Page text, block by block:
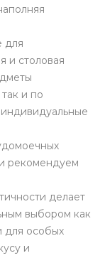
для
и столовая
и по
индивидуальные
рекомендуем
делает
выбором как
для особых
и